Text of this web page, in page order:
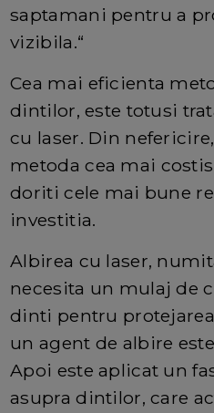
saptamani pentru a
vizibila.“
Cea mai eficienta
dintilor, este totusi
cu laser. Din
metoda cea mai
doriti cele mai bune
investitia.
Albirea cu laser,
necesita un mulaj de
dinti pentru
un agent de albire
Apoi este aplicat un
asupra dintilor, care